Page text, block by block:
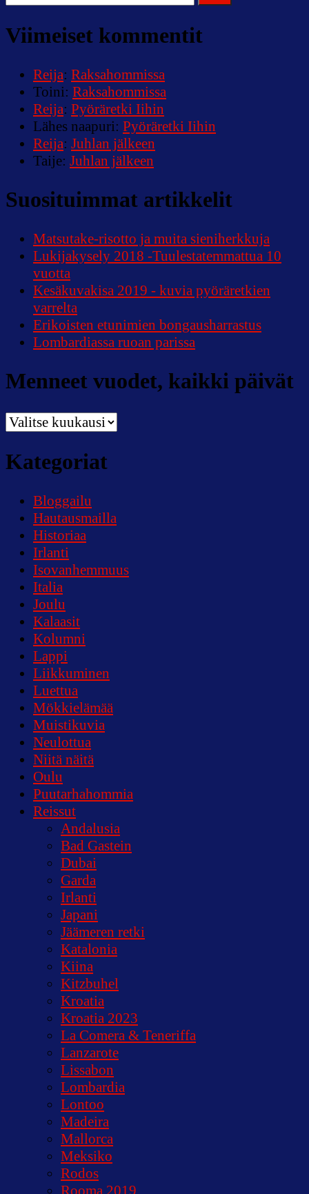
Viimeiset kommentit
Reija: Raksahommissa
Toini: Raksahommissa
Reija: Pyöräretki Iihin
Lähes naapuri: Pyöräretki Iihin
Reija: Juhlan jälkeen
Taije: Juhlan jälkeen
Suosituimmat artikkelit
Matsutake-risotto ja muita sieniherkkuja
Lukijakysely 2018 -Tuulestatemmattua 10
vuotta
Kesäkuvakisa 2019 - kuvia pyöräretkien
varrelta
Erikoisten etunimien bongausharrastus
Lombardiassa ruoan parissa
Menneet vuodet, kaikki päivät
Menneet
vuodet,
kaikki
päivät
Kategoriat
Bloggailu
Hautausmailla
Historiaa
Irlanti
Isovanhemmuus
Italia
Joulu
Kalaasit
Kolumni
Lappi
Liikkuminen
Luettua
Mökkielämää
Muistikuvia
Neulottua
Niitä näitä
Oulu
Puutarhahommia
Reissut
Andalusia
Bad Gastein
Dubai
Garda
Irlanti
Japani
Jäämeren retki
Katalonia
Kiina
Kitzbuhel
Kroatia
Kroatia 2023
La Comera & Teneriffa
Lanzarote
Lissabon
Lombardia
Lontoo
Madeira
Mallorca
Meksiko
Rodos
Rooma 2019